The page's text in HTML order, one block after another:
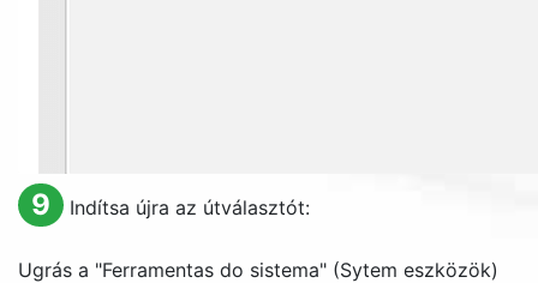
9 Indítsa újra az útválasztót:
Ugrás a "Ferramentas do sistema" (Sytem eszközök)